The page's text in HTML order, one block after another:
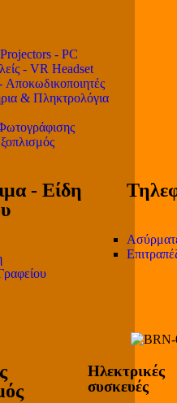
- PC
- VR Headset
& Πληκτρολόγια
- Είδη
Ηλεκτρικές
συσκευές